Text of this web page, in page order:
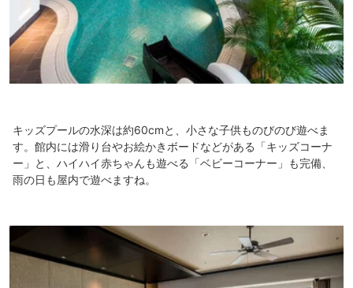
キッズプールの水深は約60cmと、小さな子供ものびのび遊べま
す。館内には滑り台やお絵かきボードなどがある「キッズコーナ
ー」と、ハイハイ赤ちゃんも遊べる「ベビーコーナー」も完備、
雨の日も屋内で遊べますね。